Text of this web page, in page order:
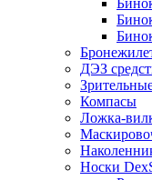
ДЭЗ
Компасы
Ложка-
Носки